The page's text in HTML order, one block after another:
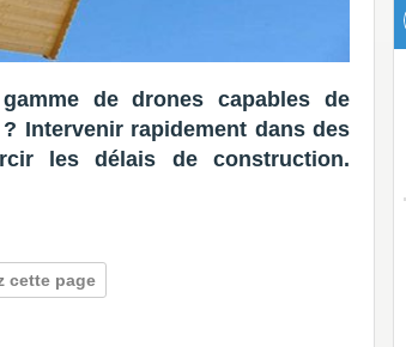
de drones capables de
Intervenir rapidement dans des
les délais de construction.
cette page